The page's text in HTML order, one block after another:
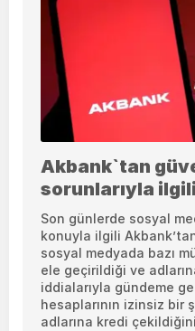
Akbank`tan
sorunlarıyla
Son günlerde sosyal
konuyla ilgili
sosyal medyada bazı
ele geçirildiği ve
iddialarıyla gündeme
hesaplarının izinsiz bir
adlarına kredi çekildiğini